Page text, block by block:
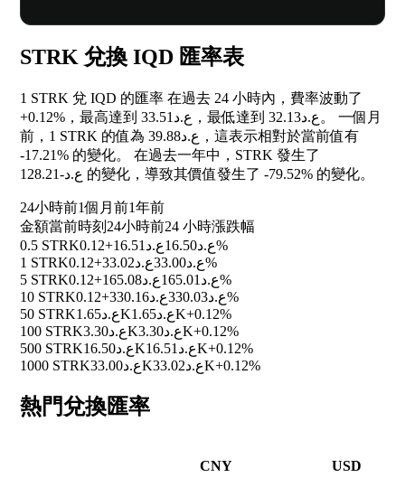
STRK 兌換 IQD 匯率表
1 STRK 兌 IQD 的匯率 在過去 24 小時內，費率波動了
+0.12% ，最高達到 ع.د33.51，最低達到 ع.د32.13。 一個月
前，1 STRK 的值為 ع.د39.88，這表示相對於當前值有
-17.21% 的變化。 在過去一年中，STRK 發生了
ع.د-128.21 的變化，導致其價值發生了 -79.52% 的變化。
24小時前1個月前1年前
金額當前時刻 24小時前24 小時漲跌幅
0.5 STRK
ع.د16.50 ع.د16.51
+0.12%
1 STRK
ع.د33.00 ع.د33.02
+0.12%
5 STRK
ع.د165.01 ع.د165.08
+0.12%
10 STRK
ع.د330.03 ع.د330.16
+0.12%
50 STRK
ع.د1.65K ع.د1.65K+0.12%
100 STRK
ع.د3.30K ع.د3.30K+0.12%
500 STRK
ع.د16.50K ع.د16.51K+0.12%
1000 STRK
ع.د33.00K ع.د33.02K+0.12%
熱門兌換匯率
CNY USD